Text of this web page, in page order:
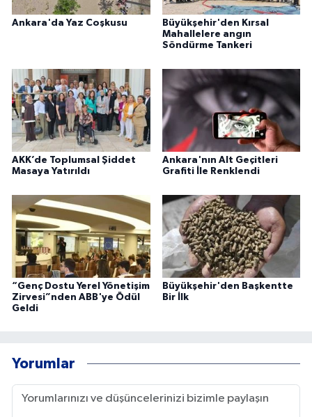
Ankara'da Yaz Coşkusu
Büyükşehir'den Kırsal
Mahallelere angın
Söndürme Tankeri
AKK’de Toplumsal Şiddet
Masaya Yatırıldı
Ankara'nın Alt Geçitleri
Grafiti İle Renklendi
“Genç Dostu Yerel Yönetişim
Zirvesi”nden ABB'ye Ödül
Geldi
Büyükşehir'den Başkentte
Bir İlk
Yorumlar